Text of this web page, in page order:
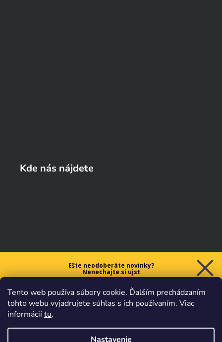
Tento web používa súbory cookie. Ďalším prechádzaním
tohto webu vyjadrujete súhlas s ich používaním. Viac
informáciítu.
Nastavenie
Kde nás nájdete
Ešte neodoberáte novinky?
Nenechajte si ujsť
na prvý nákup nad 40 €.